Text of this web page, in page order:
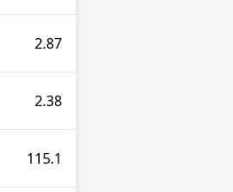
2.87
2.38
115.1